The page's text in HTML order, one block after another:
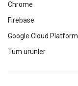
Chrome
Firebase
Google Cloud Platform
Tüm ürünler